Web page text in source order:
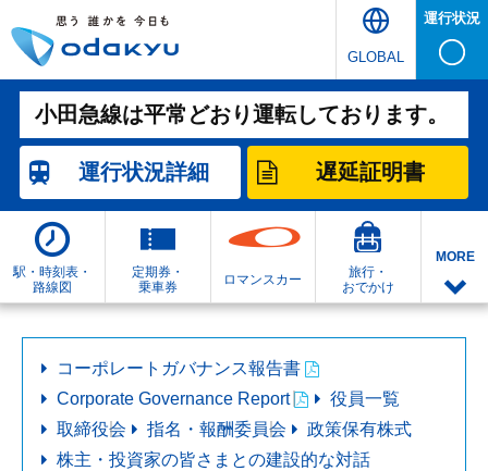
GLOBAL
運行状況
小田急線は平常どおり運転しております。
運行状況詳細 遅延証明書
駅・時刻表・
路線図
定期券・
乗車券
ロマンスカー
旅行・
おでかけ
MORE
コーポレートガバナンス報告書
Corporate Governance Report
役員一覧
取締役会
指名・報酬委員会
政策保有株式
株主・投資家の皆さまとの建設的な対話